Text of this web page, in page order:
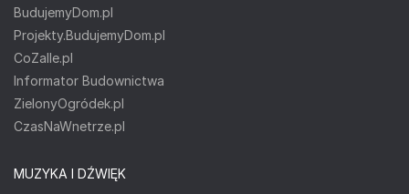
BudujemyDom.pl
Projekty.BudujemyDom.pl
CoZaIle.pl
Informator Budownictwa
ZielonyOgródek.pl
CzasNaWnetrze.pl
MUZYKA I DŹWIĘK